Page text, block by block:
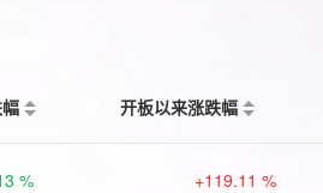
开板以来涨跌幅
% +119.11 %